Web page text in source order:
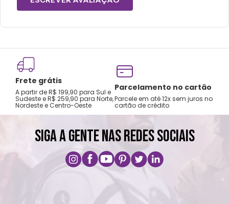
mochilas.
Lavar com água, esponja macia e sabão
Não recomendado colocar no freezer.
Não vai á lava-louças, nem ao micro-
ondas.
Não utilizar produtos químicos e abrasivos.
Frete grátis
A partir de R$ 199,90 para Sul e
Sudeste e R$ 259,90 para Norte,
Nordeste e Centro-Oeste
Parcelamento no cartão
Parcele em até 12x sem juros no
cartão de crédito
SIGA A GENTE NAS REDES SOCIAIS